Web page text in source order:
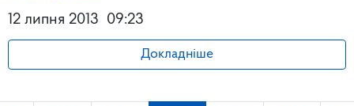
12 липня 2013 09:23
Докладніше